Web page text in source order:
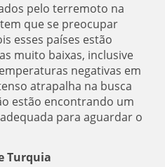
pelo terremoto na
que se preocupar
esses países estão
muito baixas, inclusive
negativas em
atrapalha na busca
estão encontrando um
para aguardar o
Turquia